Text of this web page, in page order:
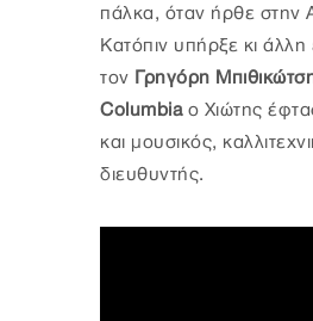
πάλκα, όταν ήρθε στην
Κατόπιν υπήρξε κι
τον Γρηγόρη
Columbia ο Χιώτης
και μουσικός,
διευθυντής.